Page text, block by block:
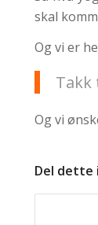
skal
Og vi er
Takk
Og vi
Del dette